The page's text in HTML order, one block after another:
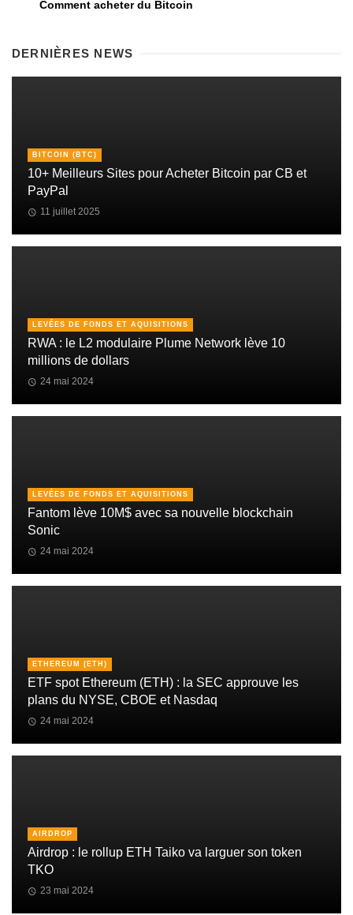
Comment acheter du Bitcoin
DERNIÈRES NEWS
BITCOIN (BTC)
10+ Meilleurs Sites pour Acheter Bitcoin par CB et
PayPal
11 juillet 2025
LEVÉES DE FONDS ET AQUISITIONS
RWA : le L2 modulaire Plume Network lève 10
millions de dollars
24 mai 2024
LEVÉES DE FONDS ET AQUISITIONS
Fantom lève 10M$ avec sa nouvelle blockchain
Sonic
24 mai 2024
ETHEREUM (ETH)
ETF spot Ethereum (ETH) : la SEC approuve les
plans du NYSE, CBOE et Nasdaq
24 mai 2024
AIRDROP
Airdrop : le rollup ETH Taiko va larguer son token
TKO
23 mai 2024